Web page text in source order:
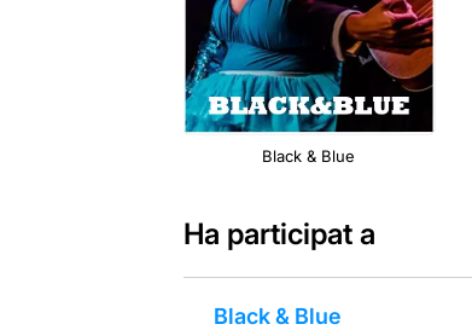
Black & Blue
Ha participat a
Black & Blue